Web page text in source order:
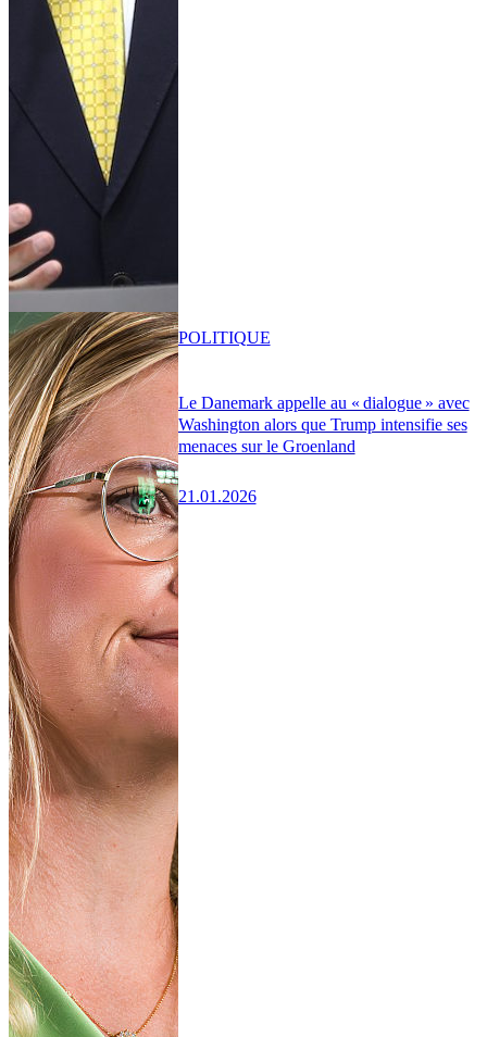
Le Danemark appelle au « dialogue » avec
Washington alors que Trump intensifie ses
menaces sur le Groenland
21.01.2026
POLITIQUE